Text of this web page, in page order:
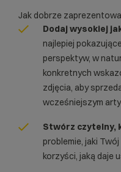
Jak dobrze
Dodaj wysokiej
najlepiej
perspektyw, w
konkretnych
zdjęcia, aby
wcześniejszym
Stwórz czytelny,
problemie, jaki
korzyści, jaką daje